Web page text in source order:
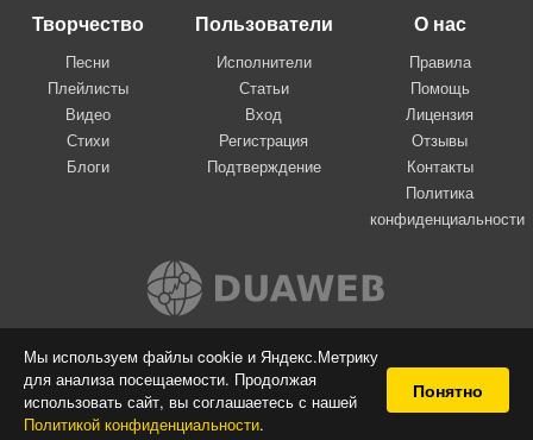
Мы используем файлы cookie и Яндекс.Метрику
для анализа посещаемости. Продолжая
использовать сайт, вы соглашаетесь с нашей
Политикой конфиденциальности.
Понятно
Творчество
Песни
Плейлисты
Видео
Стихи
Блоги
Пользователи
Исполнители
Статьи
Вход
Регистрация
Подтверждение
О нас
Правила
Помощь
Лицензия
Отзывы
Контакты
Политика
конфиденциальности
Вконтакте
© 2009-2026 Я-пою
Музыкальный сайт самовыражения